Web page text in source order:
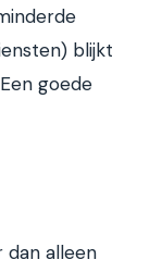
blijkt
goede
dan alleen